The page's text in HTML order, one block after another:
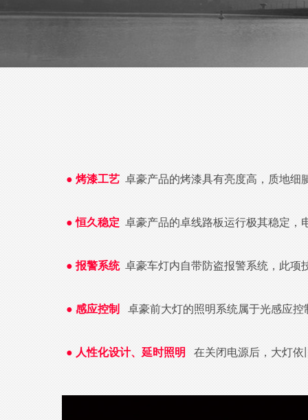
● 烤漆工艺 卓豪产品的烤漆具有亮度高，质地细
●恒久稳定 卓豪产品的卓线路板运行极其稳定，
●报警系统 卓豪车灯内自带防盗报警系统，此项
● 感应控制 卓豪前大灯的照明系统属于光感应
● 人性化设计、延时照明 在关闭电源后，大灯